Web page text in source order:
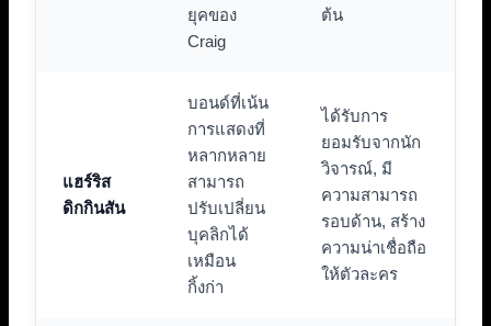
ยุคของ
Craig
ต้น
แฮร์ริส
ดิกกินสัน
บอนด์ที่เน้น
การแสดงที่
หลากหลาย
สามารถ
ปรับเปลี่ยน
บุคลิกได้
เหมือน
กิ้งก่า
ได้รับการ
ยอมรับจากนัก
วิจารณ์, มี
ความสามารถ
รอบด้าน, สร้าง
ความน่าเชื่อถือ
ให้ตัวละคร